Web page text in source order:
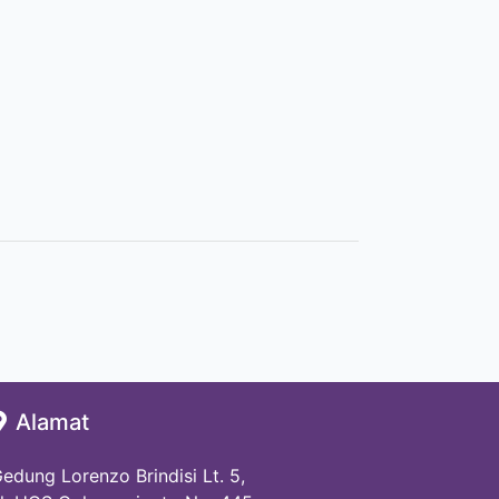
Alamat
Lorenzo Brindisi Lt. 5,